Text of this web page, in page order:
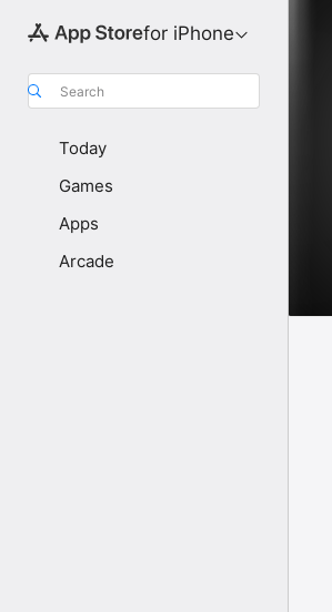
for iPhone
Search
Today
Games
Apps
Arcade